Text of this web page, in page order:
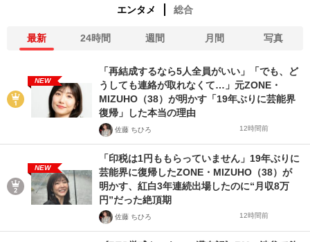
エンタメ 総合
最新 24時間 週間 月間 写真
NEW
「再結成するなら5人全員がいい」「でも、ど
うしても連絡が取れなくて…」元ZONE・
MIZUHO（38）が明かす「19年ぶりに芸能界
復帰」した本当の理由
佐藤 ちひろ 12時間前
NEW
「印税は1円ももらっていません」19年ぶりに
芸能界に復帰したZONE・MIZUHO（38）が
明かす、紅白3年連続出場したのに“月収8万
円”だった絶頂期
佐藤 ちひろ 12時間前